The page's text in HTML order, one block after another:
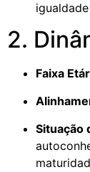
2.
Faixa
Situação